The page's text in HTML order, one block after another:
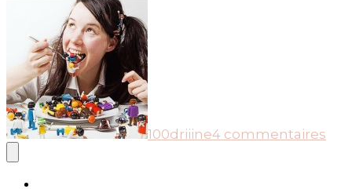
100driiine4 commentaires